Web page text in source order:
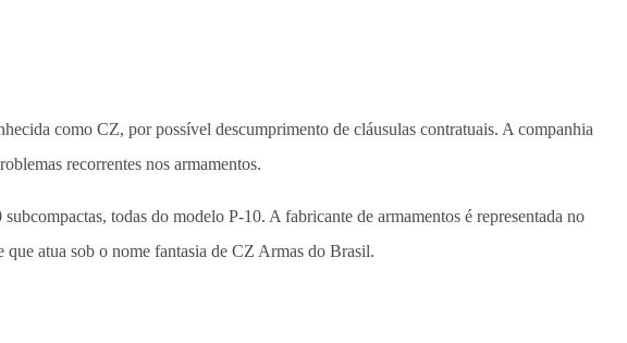
como CZ, por possível descumprimento de cláusulas contratuais. A companhia
recorrentes nos armamentos.
todas do modelo P-10. A fabricante de armamentos é representada no
atua sob o nome fantasia de CZ Armas do Brasil.